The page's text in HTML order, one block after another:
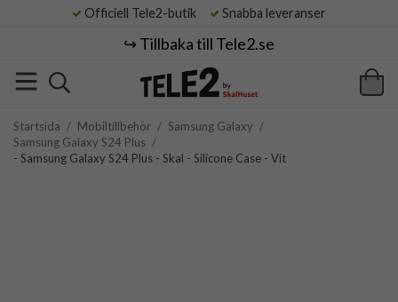
Officiell Tele2-butik Snabba leveranser
↪️ Tillbaka till Tele2.se
Startsida / Mobiltillbehör / Samsung Galaxy /
Samsung Galaxy S24 Plus /
- Samsung Galaxy S24 Plus - Skal - Silicone Case - Vit